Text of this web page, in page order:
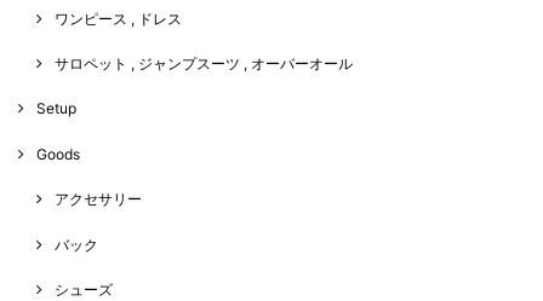
ワンピース , ドレス
サロペット , ジャンプスーツ , オーバーオール
Setup
Goods
アクセサリー
バック
シューズ